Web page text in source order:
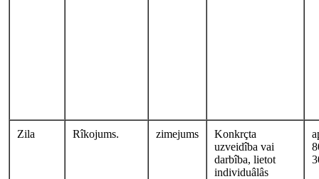
Zila Rîkojums. zimejums
Konkrçta
uzveidîba vai
darbîba, lietot
individuâlâs